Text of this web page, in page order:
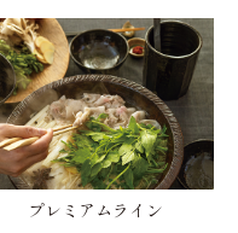
プレミアムライン